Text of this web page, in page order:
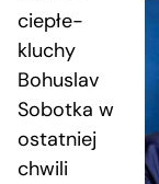
ciepłe-
kluchy
Bohuslav
Sobotka w
ostatniej
chwili